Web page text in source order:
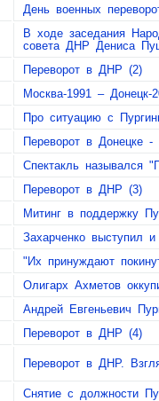
День военных
В ходе заседания
совета ДНР Дениса
Переворот в ДНР (2)
Москва-1991 – Донецк-
Про ситуацию с
Переворот в Донецке
Спектакль назывался
Переворот в ДНР (3)
Митинг в поддержку
Захарченко выступил
"Их принуждают
Олигарх Ахметов
Андрей Евгеньевич
Переворот в ДНР (4)
Переворот в ДНР.
Снятие с должности